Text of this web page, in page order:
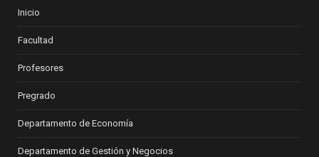
Inicio
Facultad
Profesores
Pregrado
Departamento de Economía
Departamento de Gestión y Negocios